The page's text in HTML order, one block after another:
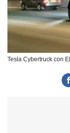
Tesla Cybertruck con